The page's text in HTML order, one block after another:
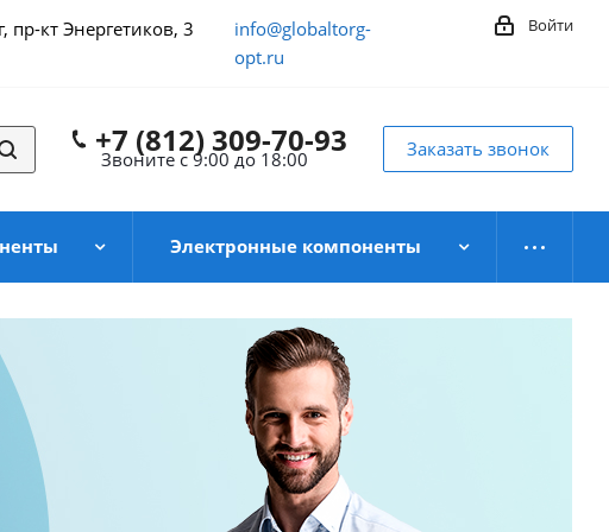
Войти
info@globaltorg-
opt.ru
пр-кт Энергетиков, 3
+7 (812) 309-70-93
Звоните с 9:00 до 18:00 Заказать звонок
Электронные компоненты